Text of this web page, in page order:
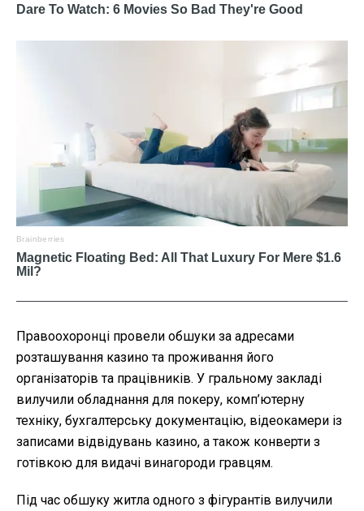
Правоохоронці провели обшуки за адресами
розташування казино та проживання його
організаторів та працівників. У гральному закладі
вилучили обладнання для покеру, комп’ютерну
техніку, бухгалтерську документацію, відеокамери із
записами відвідувань казино, а також конверти з
готівкою для видачі винагороди гравцям.
Під час обшуку житла одного з фігурантів вилучили